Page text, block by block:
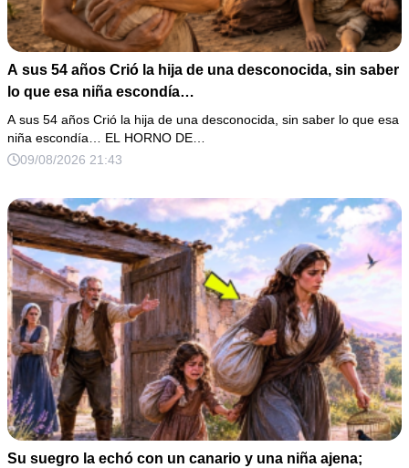
A sus 54 años Crió la hija de una desconocida, sin saber
lo que esa niña escondía…
A sus 54 años Crió la hija de una desconocida, sin saber lo que esa
niña escondía… EL HORNO DE…
09/08/2026 21:43
Su suegro la echó con un canario y una niña ajena;